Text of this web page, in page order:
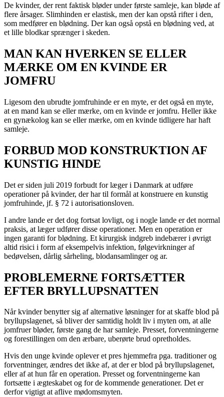
De kvinder, der rent faktisk bløder under første samleje, kan bløde af
flere årsager. Slimhinden er elastisk, men der kan opstå rifter i den,
som medfører en blødning. Der kan også opstå en blødning ved, at
et lille blodkar sprænger i skeden.
MAN KAN HVERKEN SE ELLER
MÆRKE OM EN KVINDE ER
JOMFRU
Ligesom den ubrudte jomfruhinde er en myte, er det også en myte,
at en mand kan se eller mærke, om en kvinde er jomfru. Heller ikke
en gynækolog kan se eller mærke, om en kvinde tidligere har haft
samleje.
FORBUD MOD KONSTRUKTION AF
KUNSTIG HINDE
Det er siden juli 2019 forbudt for læger i Danmark at udføre
operationer på kvinder, der har til formål at konstruere en kunstig
jomfruhinde, jf. § 72 i autorisationsloven.
I andre lande er det dog fortsat lovligt, og i nogle lande er det normal
praksis, at læger udfører disse operationer. Men en operation er
ingen garanti for blødning. Et kirurgisk indgreb indebærer i øvrigt
altid risici i form af eksempelvis infektion, følgevirkninger af
bedøvelsen, dårlig sårheling, blodansamlinger og ar.
PROBLEMERNE FORTSÆTTER
EFTER BRYLLUPSNATTEN
Når kvinder benytter sig af alternative løsninger for at skaffe blod på
bryllupslagenet, så bliver der samtidig holdt liv i myten om, at alle
jomfruer bløder, første gang de har samleje. Presset, forventningerne
og forestillingen om den ærbare, uberørte brud opretholdes.
Hvis den unge kvinde oplever et pres hjemmefra pga. traditioner og
forventninger, ændres det ikke af, at der er blod på bryllupslagenet,
eller af at hun får en operation. Presset og forventningerne kan
fortsætte i ægteskabet og for de kommende generationer. Det er
derfor vigtigt at aflive mødomsmyten.